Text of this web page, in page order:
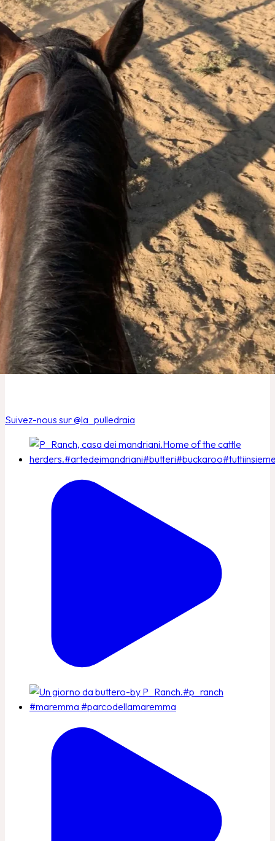
Contactez le P-Ranch et
réservez une expérience
d’équitation
Téléphone & Email
+ 39 350 977 2044
h.mayer@pulledraia.it
Whatsapp
+ 39 350 977 2044
Suivez-nous sur @la_pulledraia